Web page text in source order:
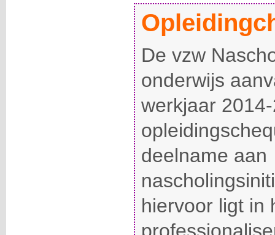
De vzw
onderwijs
werkjaar
deelname aan
hiervoor ligt in